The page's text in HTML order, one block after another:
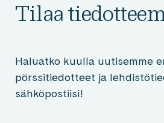
Tilaa
Haluatko kuulla uutisemme
pörssitiedotteet ja
sähköpostiisi!